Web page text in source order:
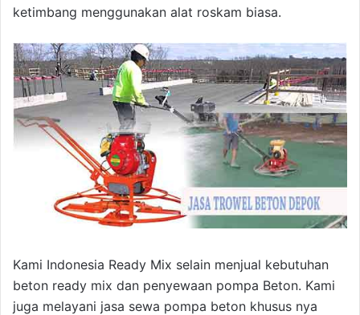
ketimbang menggunakan alat roskam biasa.
Kami Indonesia Ready Mix selain menjual kebutuhan
beton ready mix dan penyewaan pompa Beton. Kami
juga melayani jasa sewa pompa beton khusus nya